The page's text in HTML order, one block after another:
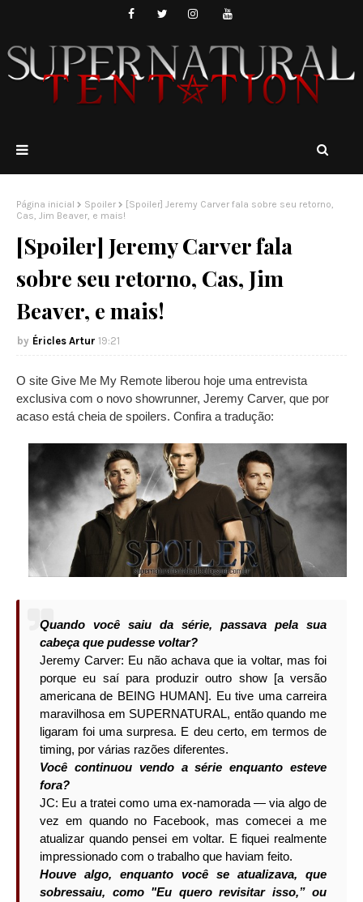
Página inicial Spoiler
[Spoiler] Jeremy Carver fala sobre seu retorno,
Cas, Jim Beaver, e mais!
[Spoiler] Jeremy Carver fala
sobre seu retorno, Cas, Jim
Beaver, e mais!
Éricles Artur 19:21
O site Give Me My Remote liberou hoje uma entrevista
exclusiva com o novo showrunner, Jeremy Carver, que por
acaso está cheia de spoilers. Confira a tradução:
Quando você saiu da série, passava pela sua
cabeça que pudesse voltar?
Jeremy Carver: Eu não achava que ia voltar, mas foi
porque eu saí para produzir outro show [a versão
americana de BEING HUMAN]. Eu tive uma carreira
maravilhosa em SUPERNATURAL, então quando me
ligaram foi uma surpresa. E deu certo, em termos de
timing, por várias razões diferentes.
Você continuou vendo a série enquanto esteve
fora?
JC: Eu a tratei como uma ex-namorada — via algo de
vez em quando no Facebook, mas comecei a me
atualizar quando pensei em voltar. E fiquei realmente
impressionado com o trabalho que haviam feito.
Houve algo, enquanto você se atualizava, que
sobressaiu, como "Eu quero revisitar isso,” ou